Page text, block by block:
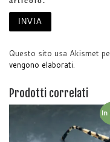
Questo sito usa Akismet
vengono elaborati.
Prodotti correlati
In